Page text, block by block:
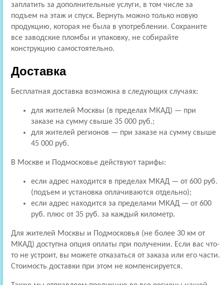
заплатить за дополнительные услуги, в том числе за
подъем на этаж и спуск. Вернуть можно только новую
продукцию, которая не была в употреблении. Сохраните
все заводские пломбы и упаковку, не собирайте
конструкцию самостоятельно.
Доставка
Бесплатная доставка возможна в следующих случаях:
для жителей Москвы (в пределах МКАД) — при
заказе на сумму свыше 35 000 руб.;
для жителей регионов — при заказе на сумму свыше
45 000 руб.
В Москве и Подмосковье действуют тарифы:
если адрес находится в пределах МКАД — от 600 руб.
(подъем и установка оплачиваются отдельно);
если адрес находится за пределами МКАД — от 600
руб. плюс от 35 руб. за каждый километр.
Для жителей Москвы и Подмосковья (не более 30 км от
МКАД) доступна опция оплаты при получении. Если вас что-
то не устроит, вы можете отказаться от заказа или его части.
Стоимость доставки при этом не компенсируется.